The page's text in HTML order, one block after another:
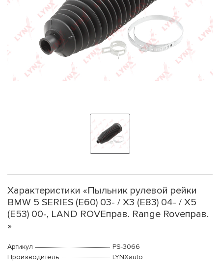
Характеристики «Пыльник рулевой рейки
BMW 5 SERIES (E60) 03- / X3 (E83) 04- / X5
(E53) 00-, LAND ROVEправ. Range Roveправ.
»
Артикул
PS-3066
Производитель
LYNXauto